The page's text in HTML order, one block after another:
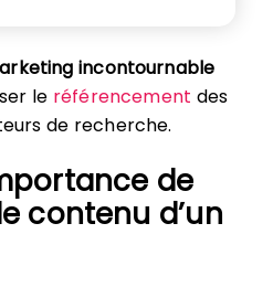
incontournable
le référencement des
de recherche.
de
contenu d’un